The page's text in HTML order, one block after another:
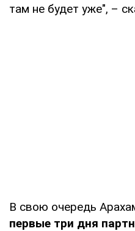
там не будет уже", –
В свою очередь
первые три дня